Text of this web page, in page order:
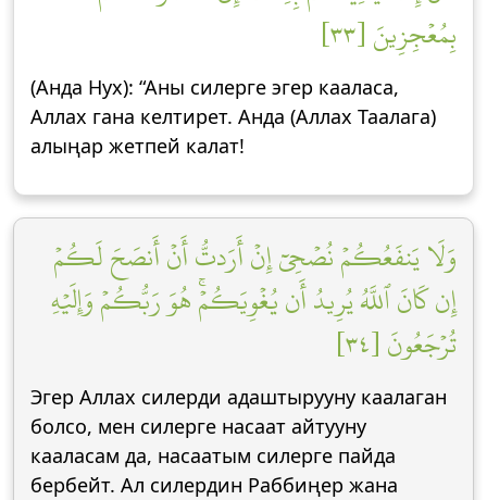
بِمُعۡجِزِينَ [٣٣]
(Анда Нух): “Аны силерге эгер кааласа,
Аллах гана келтирет. Анда (Аллах Таалага)
алыңар жетпей калат!
وَلَا يَنفَعُكُمۡ نُصۡحِيٓ إِنۡ أَرَدتُّ أَنۡ أَنصَحَ لَكُمۡ
إِن كَانَ ٱللَّهُ يُرِيدُ أَن يُغۡوِيَكُمۡۚ هُوَ رَبُّكُمۡ وَإِلَيۡهِ
تُرۡجَعُونَ [٣٤]
Эгер Аллах силерди адаштырууну каалаган
болсо, мен силерге насаат айтууну
кааласам да, насаатым силерге пайда
бербейт. Ал силердин Раббиңер жана